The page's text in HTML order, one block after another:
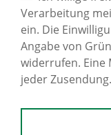
Verarbeitung
ein. Die
Angabe von
widerrufen. Eine
jeder Zusendung.